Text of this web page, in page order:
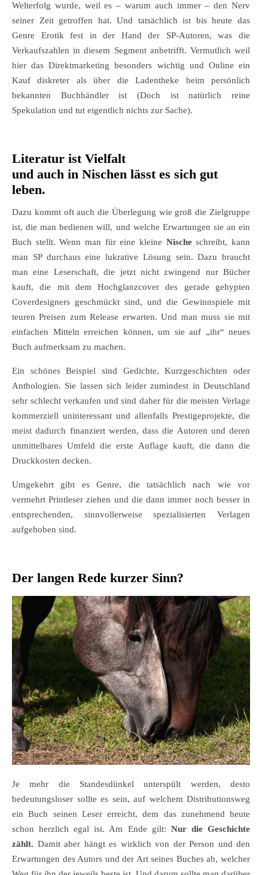
Welterfolg wurde, weil es – warum auch immer – den Nerv
seiner Zeit getroffen hat. Und tatsächlich ist bis heute das
Genre Erotik fest in der Hand der SP-Autoren, was die
Verkaufszahlen in diesem Segment anbetrifft. Vermutlich weil
hier das Direktmarketing besonders wichtig und Online ein
Kauf diskreter als über die Ladentheke beim persönlich
bekannten Buchhändler ist (Doch ist natürlich reine
Spekulation und tut eigentlich nichts zur Sache).
Literatur ist Vielfalt
und auch in Nischen lässt es sich gut
leben.
Dazu kommt oft auch die Überlegung wie groß die Zielgruppe
ist, die man bedienen will, und welche Erwartungen sie an ein
Buch stellt. Wenn man für eine kleine Nischeschreibt, kann
man SP durchaus eine lukrative Lösung sein. Dazu braucht
man eine Leserschaft, die jetzt nicht zwingend nur Bücher
kauft, die mit dem Hochglanzcover des gerade gehypten
Coverdesigners geschmückt sind, und die Gewinnspiele mit
teuren Preisen zum Release erwarten. Und man muss sie mit
einfachen Mitteln erreichen können, um sie auf „ihr“ neues
Buch aufmerksam zu machen.
Ein schönes Beispiel sind Gedichte, Kurzgeschichten oder
Anthologien. Sie lassen sich leider zumindest in Deutschland
sehr schlecht verkaufen und sind daher für die meisten Verlage
kommerziell uninteressant und allenfalls Prestigeprojekte, die
meist dadurch finanziert werden, dass die Autoren und deren
unmittelbares Umfeld die erste Auflage kauft, die dann die
Druckkosten decken.
Umgekehrt gibt es Genre, die tatsächlich nach wie vor
vermehrt Printleser ziehen und die dann immer noch besser in
entsprechenden, sinnvollerweise spezialisierten Verlagen
aufgehoben sind.
Der langen Rede kurzer Sinn?
Je mehr die Standesdünkel unterspült werden, desto
bedeutungsloser sollte es sein, auf welchem Distributionsweg
ein Buch seinen Leser erreicht, dem das zunehmend heute
schon herzlich egal ist. Am Ende gilt: Nur die Geschichte
zählt. Damit aber hängt es wirklich von der Person und den
Erwartungen des Autors und der Art seines Buches ab, welcher